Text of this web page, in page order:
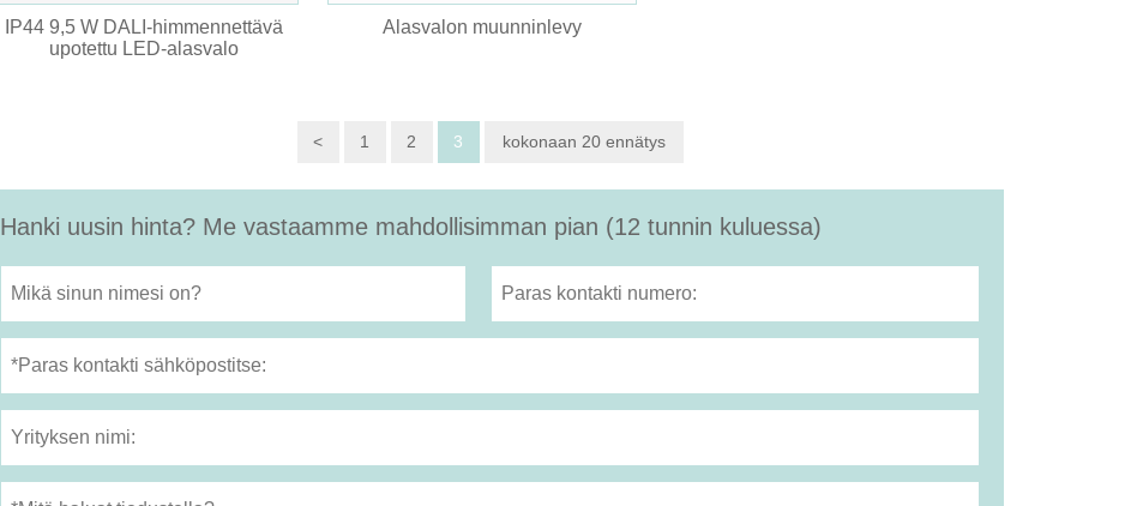
IP44 9,5 W DALI-himmennettävä
upotettu LED-alasvalo
Alasvalon muunninlevy
< 1 2 3 kokonaan 20 ennätys
Hanki uusin hinta? Me vastaamme mahdollisimman pian (12 tunnin kuluessa)